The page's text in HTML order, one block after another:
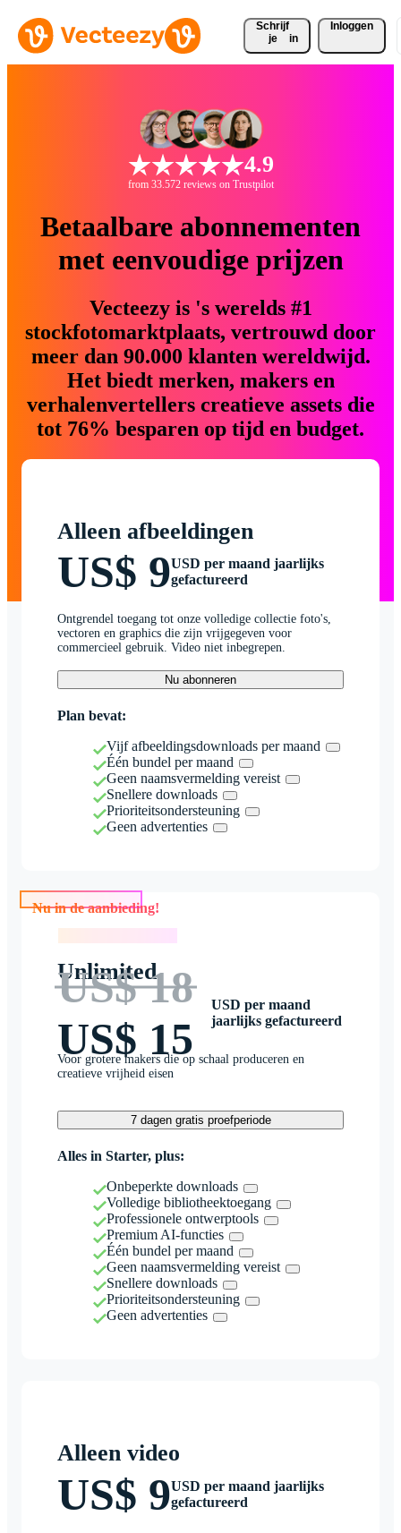
Schrijf
je
in
Inloggen
4.9
from 33.572 reviews on Trustpilot
Betaalbare abonnementen
met eenvoudige prijzen
Vecteezy is 's werelds #1
stockfotomarktplaats, vertrouwd door
meer dan 90.000 klanten wereldwijd.
Het biedt merken, makers en
verhalenvertellers creatieve assets die
tot 76% besparen op tijd en budget.
Alleen afbeeldingen
US$ 9USD per maand jaarlijks
gefactureerd
Ontgrendel toegang tot onze volledige collectie foto's,
vectoren en graphics die zijn vrijgegeven voor
commercieel gebruik. Video niet inbegrepen.
Nu abonneren
Plan bevat:
Vijf afbeeldingsdownloads per maand
Één bundel per maand
Geen naamsvermelding vereist
Snellere downloads
Prioriteitsondersteuning
Geen advertenties
Nu in de aanbieding!
Unlimited
US$ 18
US$ 15
USD per maand
jaarlijks gefactureerd
Voor grotere makers die op schaal produceren en
creatieve vrijheid eisen
7 dagen gratis proefperiode
Alles in Starter, plus:
Onbeperkte downloads
Volledige bibliotheektoegang
Professionele ontwerptools
Premium AI-functies
Één bundel per maand
Geen naamsvermelding vereist
Snellere downloads
Prioriteitsondersteuning
Geen advertenties
Alleen video
US$ 9USD per maand jaarlijks
gefactureerd